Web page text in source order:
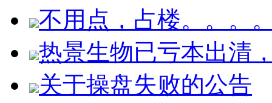
不用点，占楼。。。
热景生物已亏本出清
关于操盘失败的公告